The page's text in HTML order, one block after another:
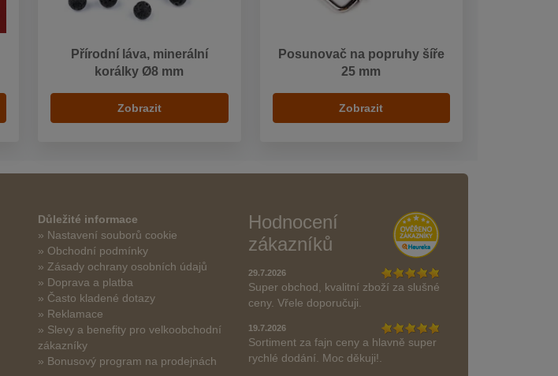
Přírodní láva, minerální
korálky Ø8 mm
Zobrazit
Posunovač na popruhy šíře
25 mm
Zobrazit
Důležité informace
» Nastavení souborů cookie
» Obchodní podmínky
» Zásady ochrany osobních údajů
» Doprava a platba
» Často kladené dotazy
» Reklamace
» Slevy a benefity pro velkoobchodní
zákazníky
» Bonusový program na prodejnách
Hodnocení
zákazníků
29.7.2026
Super obchod, kvalitní zboží za slušné
ceny. Vřele doporučuji.
19.7.2026
Sortiment za fajn ceny a hlavně super
rychlé dodání. Moc děkuji!.